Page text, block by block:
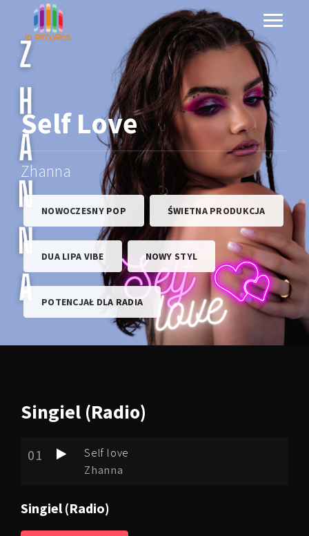
Self Love
Zhanna
NOWOCZESNY POP ŚWIETNA PRODUKCJA
DUA LIPA VIBE NOWY STYL
POTENCJAŁ DLA RADIA
Singiel (Radio)
01
Self love
Zhanna
Singiel (Radio)